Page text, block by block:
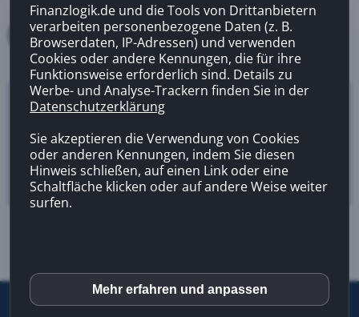
Versicherungsrechner
2026 |Letzte Aktualisierung13.02.2026 08:41
Finanzlogik.de und die Tools von Drittanbietern
verarbeiten personenbezogene Daten (z. B.
Browserdaten, IP-Adressen) und verwenden
Cookies oder andere Kennungen, die für ihre
Funktionsweise erforderlich sind. Details zu
Werbe- und Analyse-Trackern finden Sie in der
Datenschutzerklärung
Sie akzeptieren die Verwendung von Cookies
oder anderen Kennungen, indem Sie diesen
Hinweis schließen, auf einen Link oder eine
Schaltfläche klicken oder auf andere Weise weiter
surfen.
inCMS
Mehr erfahren und anpassen